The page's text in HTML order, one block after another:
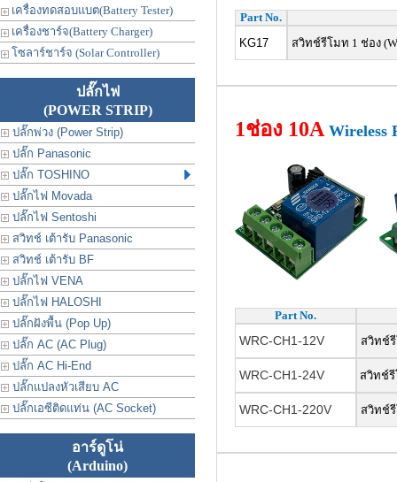
เครื่องทดสอบแบต(Battery Tester)
เครื่องชาร์จ(Battery Charger)
โซลาร์ชาร์จ (Solar Controller)
ปลั๊กไฟ
(POWER STRIP)
ปลั๊กพ่วง (Power Strip)
ปลั๊ก Panasonic
ปลั๊ก TOSHINO
ปลั๊กไฟ Movada
ปลั๊กไฟ Sentoshi
สวิทช์ เต้ารับ Panasonic
สวิทช์ เต้ารับ BF
ปลั๊กไฟ VENA
ปลั๊กไฟ HALOSHI
ปลั๊กฝังพื้น (Pop Up)
ปลั๊ก AC (AC Plug)
ปลั๊ก AC Hi-End
ปลั๊กแปลงหัวเสียบ AC
ปลั๊กเอซีติดแท่น (AC Socket)
อาร์ดูโน่
(Arduino)
Part No.
KG17
สวิทช์รีโมท 1 ช่อง
1ช่อง 10A Wireless
Part No.
WRC-CH1-12V สวิทช์รี
WRC-CH1-24V สวิทช์รี
WRC-CH1-220V สวิทช์รี